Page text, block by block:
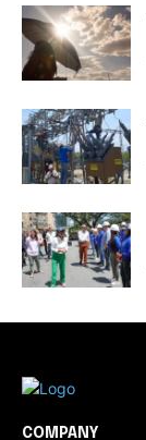
COMPANY